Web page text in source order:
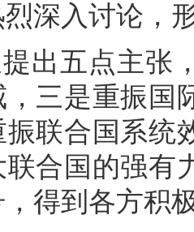
深入讨论，
出五点主张
，三是重振国
振联合国系统
合国的强有
得到各方积